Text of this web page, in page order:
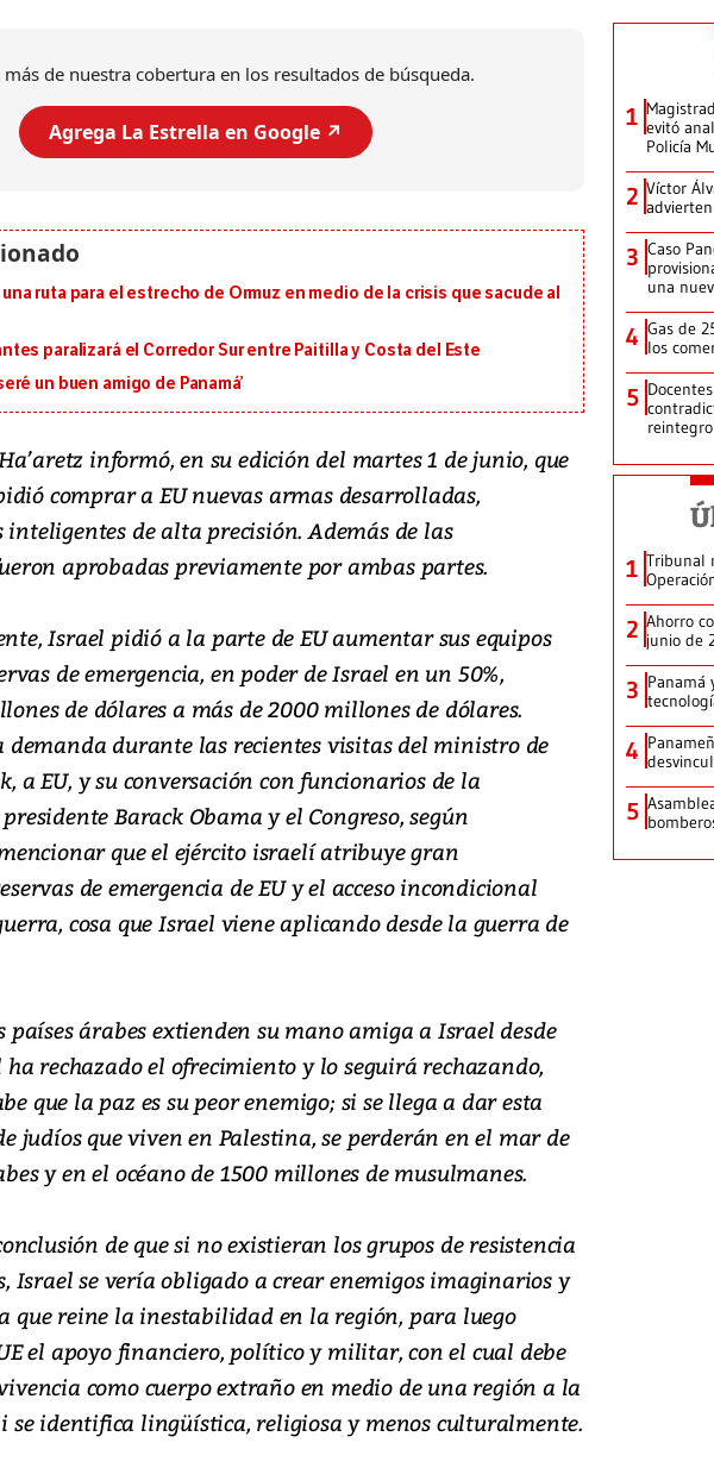
más de nuestra cobertura en los resultados de búsqueda.
Agrega La Estrella en Google ↗️
una ruta para el estrecho de Ormuz en medio de la crisis que sacude al
paralizará el Corredor Sur entre Paitilla y Costa del Este
un buen amigo de Panamá’
informó, en su edición del martes 1 de junio, que
comprar a EU nuevas armas desarrolladas,
de alta precisión. Además de las
aprobadas previamente por ambas partes.
Israel pidió a la parte de EU aumentar sus equipos
de emergencia, en poder de Israel en un 50%,
de dólares a más de 2000 millones de dólares.
demanda durante las recientes visitas del ministro de
a EU, y su conversación con funcionarios de la
Barack Obama y el Congreso, según
que el ejército israelí atribuye gran
de emergencia de EU y el acceso incondicional
cosa que Israel viene aplicando desde la guerra de
países árabes extienden su mano amiga a Israel desde
ha rechazado el ofrecimiento y lo seguirá rechazando,
que la paz es su peor enemigo; si se llega a dar esta
judíos que viven en Palestina, se perderán en el mar de
y en el océano de 1500 millones de musulmanes.
de que si no existieran los grupos de resistencia
Israel se vería obligado a crear enemigos imaginarios y
que reine la inestabilidad en la región, para luego
el apoyo financiero, político y militar, con el cual debe
como cuerpo extraño en medio de una región a la
se identifica lingüística, religiosa y menos culturalmente.
1 evitó
Policía
2 Víctor
3 Caso
una
4 Gas de
los
5
reintegro
1 Tribunal
2 Ahorro
junio de
3 Panamá
4
5